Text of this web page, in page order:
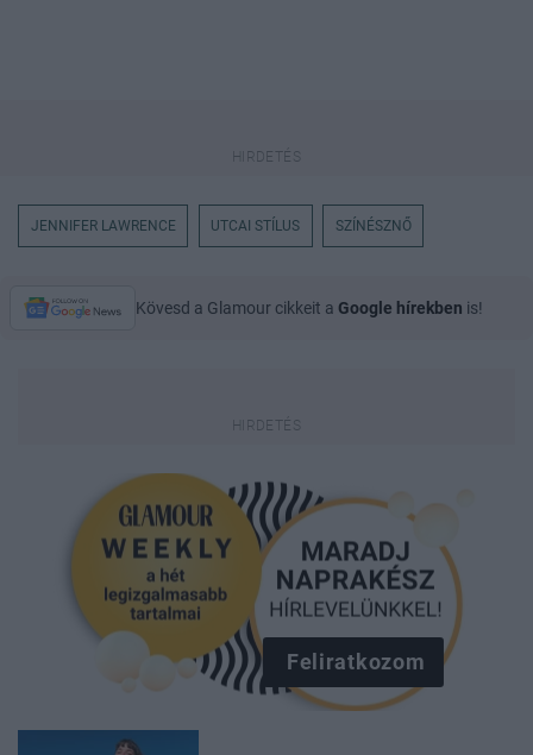
JENNIFER LAWRENCE UTCAI STÍLUS SZÍNÉSZNŐ
Kövesd a Glamour cikkeit a Google hírekben is!
Feliratkozom